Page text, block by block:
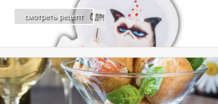
смотреть рецепт